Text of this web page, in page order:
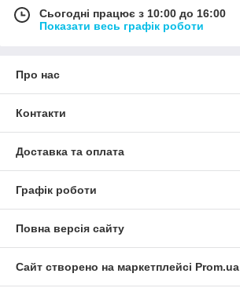
Сьогодні працює з 10:00 до 16:00
Показати весь графік роботи
Про нас
Контакти
Доставка та оплата
Графік роботи
Повна версія сайту
Сайт створено на маркетплейсі Prom.ua